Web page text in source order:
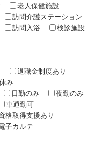
老人保健施設
訪問介護ステーション
訪問入浴
検診施設
退職金制度あり
み
日勤のみ
夜勤のみ
車通勤可
格取得支援あり
子カルテ